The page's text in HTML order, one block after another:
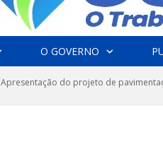
O GOVERNO
Apresentação do projeto de